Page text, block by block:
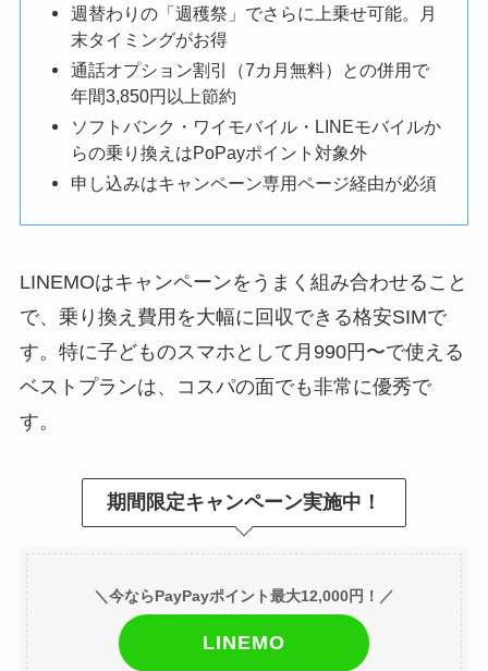
週替わりの「週穫祭」でさらに上乗せ可能。月
末タイミングがお得
通話オプション割引（7カ月無料）との併用で
年間3,850円以上節約
ソフトバンク・ワイモバイル・LINEモバイルか
らの乗り換えはPoPayポイント対象外
申し込みはキャンペーン専用ページ経由が必須
LINEMOはキャンペーンをうまく組み合わせること
で、乗り換え費用を大幅に回収できる格安SIMで
す。特に子どものスマホとして月990円〜で使える
ベストプランは、コスパの面でも非常に優秀で
す。
期間限定キャンペーン実施中！
＼今ならPayPayポイント最大12,000円！／
LINEMO